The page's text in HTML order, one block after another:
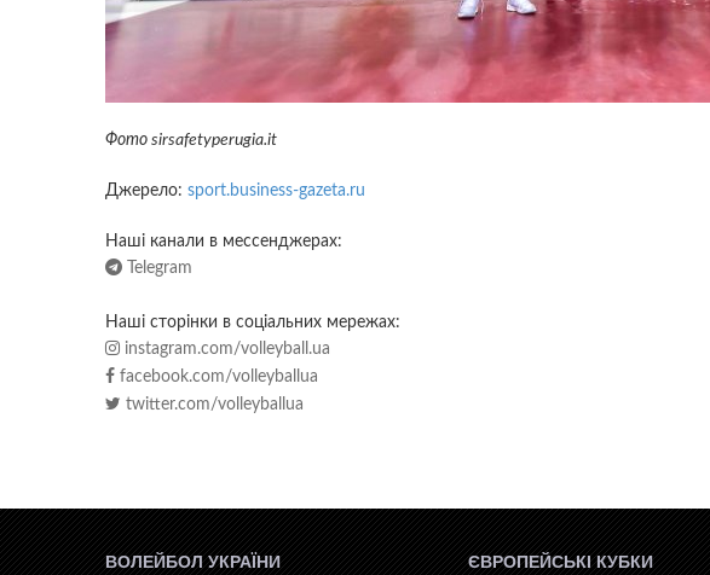
Фото sirsafetyperugia.it
Джерело: sport.business-gazeta.ru
Наші канали в мессенджерах:
Telegram
Наші сторінки в соціальних мережах:
instagram.com/volleyball.ua
facebook.com/volleyballua
twitter.com/volleyballua
ВОЛЕЙБОЛ УКРАЇНИ ЄВРОПЕЙСЬКІ КУБКИ